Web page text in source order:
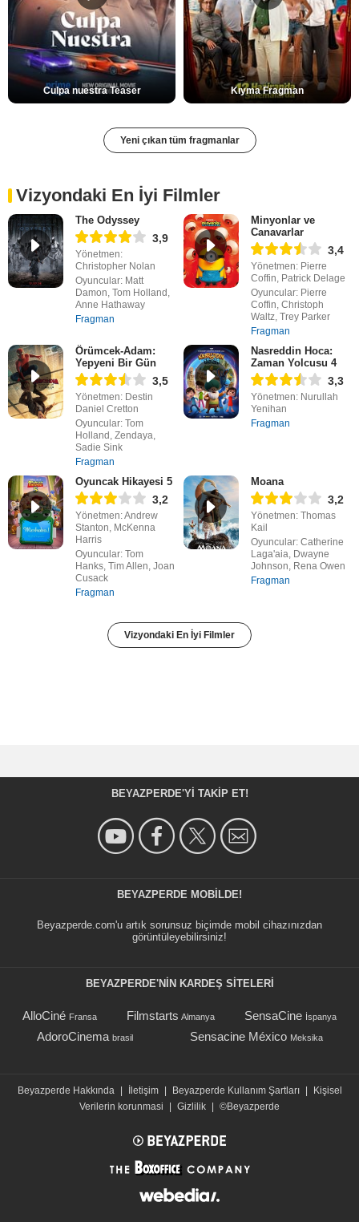
Culpa nuestra Teaser Kıyma Fragman
Yeni çıkan tüm fragmanlar
Vizyondaki En İyi Filmler
The Odyssey
3,9
Yönetmen:
Christopher Nolan
Oyuncular: Matt
Damon, Tom Holland,
Anne Hathaway
Fragman
Minyonlar ve
Canavarlar
3,4
Yönetmen: Pierre
Coffin, Patrick Delage
Oyuncular: Pierre
Coffin, Christoph
Waltz, Trey Parker
Fragman
Örümcek-Adam:
Yepyeni Bir Gün
3,5
Yönetmen: Destin
Daniel Cretton
Oyuncular: Tom
Holland, Zendaya,
Sadie Sink
Fragman
Nasreddin Hoca:
Zaman Yolcusu 4
3,3
Yönetmen: Nurullah
Yenihan
Fragman
Oyuncak Hikayesi 5
3,2
Yönetmen: Andrew
Stanton, McKenna
Harris
Oyuncular: Tom
Hanks, Tim Allen, Joan
Cusack
Fragman
Moana
3,2
Yönetmen: Thomas
Kail
Oyuncular: Catherine
Laga'aia, Dwayne
Johnson, Rena Owen
Fragman
Vizyondaki En İyi Filmler
BEYAZPERDE'YI TAKIP ET!
BEYAZPERDE MOBILDE!
Beyazperde.com'u artık sorunsuz biçimde mobil cihazınızdan
görüntüleyebilirsiniz!
BEYAZPERDE'NIN KARDEŞ SİTELERİ
AlloCiné Fransa Filmstarts Almanya SensaCine İspanya
AdoroCinema brasil Sensacine México Meksika
Beyazperde Hakkında İletişim Beyazperde Kullanım Şartları
Kişisel
Verilerin korunmasi
Gizlilik ©Beyazperde